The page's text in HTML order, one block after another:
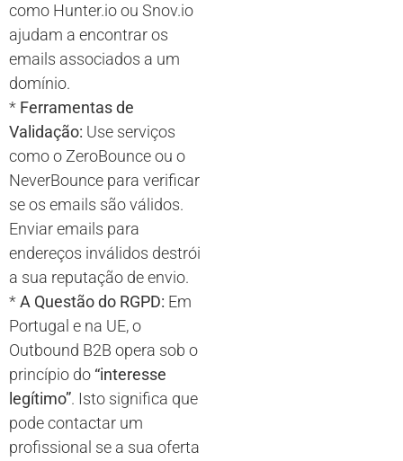
como Hunter.io ou Snov.io
ajudam a encontrar os
emails associados a um
domínio.
* Ferramentas de
Validação: Use serviços
como o ZeroBounce ou o
NeverBounce para verificar
se os emails são válidos.
Enviar emails para
endereços inválidos destrói
a sua reputação de envio.
*A Questão do RGPD: Em
Portugal e na UE, o
Outbound B2B opera sob o
princípio do “interesse
legítimo”. Isto significa que
pode contactar um
profissional se a sua oferta